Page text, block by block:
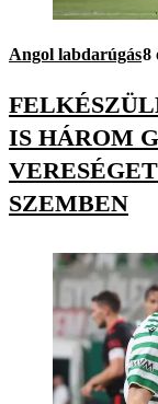
Angol labdarúgás8
IS HÁROM
SZEMBEN